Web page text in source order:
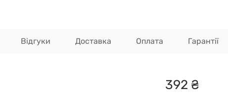
Відгуки Доставка Оплата Гарантії
392 ₴